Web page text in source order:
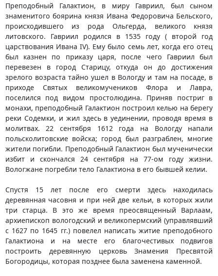
Преподобный Галактион, в миру Гавриил, был сыном
знаменитого боярина князя Ивана Федоровича Бельского,
происходившего из рода Ольгерда, великого князя
литовского. Гавриил родился в 1535 году ( второй год
царствования Ивана IV). Ему было семь лет, когда его отец
был казнен по приказу царя, после чего Гавриил был
перевезен в город Старицу, откуда он до достижения
зрелого возраста тайно ушел в Вологду и там на посаде, в
приходе Святых великомучеников Флора и Лавра,
поселился под видом простолюдина. Приняв постриг в
монахи, преподобный Галактион построил келью на берегу
реки Содемки, и жил здесь в уединении, проводя время в
молитвах. 22 сентября 1612 года на Вологду напали
польсколитовские войска; город был разграблен, многие
жители погибли. Преподобный Галактион был мученически
избит и скончался 24 сентября на 77-ом году жизни.
Вологжане погребли тело Галактиона в его бывшей келии.
Спустя 15 лет после его смерти здесь находилась
деревянная часовня и при ней две кельи, в которых жили
три старца. В это же время преосвященный Варлаам,
архиепископ вологодский и великопермский (управлявший
с 1627 по 1645 гг.) повелел написать житие преподобного
Галактиона и на месте его благочестивых подвигов
построить деревянную церковь Знамения Пресвятой
Богородицы, которая позднее была заменена каменной.